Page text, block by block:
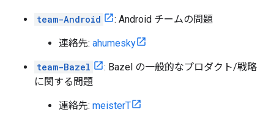
team-Android : Android チームの問題
連絡先: ahumesky
team-Bazel
: Bazel の一般的なプロダクト/戦略
に関する問題
連絡先: meisterT